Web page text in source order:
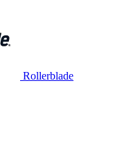
Rollerblade